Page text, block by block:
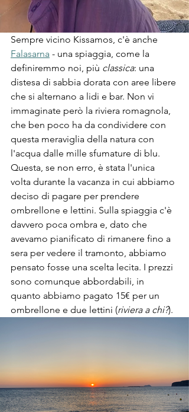
Sempre vicino Kissamos, c'è anche
Falasarna - una spiaggia, come la
definiremmo noi, più classica: una
distesa di sabbia dorata con aree libere
che si alternano a lidi e bar. Non vi
immaginate però la riviera romagnola,
che ben poco ha da condividere con
questa meraviglia della natura con
l'acqua dalle mille sfumature di blu.
Questa, se non erro, è stata l'unica
volta durante la vacanza in cui abbiamo
deciso di pagare per prendere
ombrellone e lettini. Sulla spiaggia c'è
davvero poca ombra e, dato che
avevamo pianificato di rimanere fino a
sera per vedere il tramonto, abbiamo
pensato fosse una scelta lecita. I prezzi
sono comunque abbordabili, in
quanto abbiamo pagato 15€ per un
ombrellone e due lettini (riviera a chi?).